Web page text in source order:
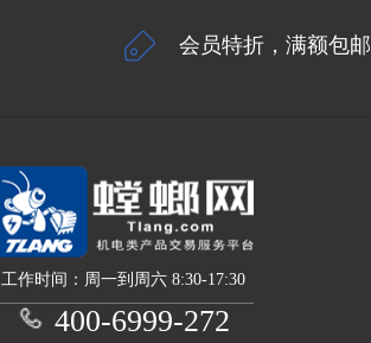
会员特折，满额包邮
工作时间：周一到周六 8:30-17:30
400-6999-272